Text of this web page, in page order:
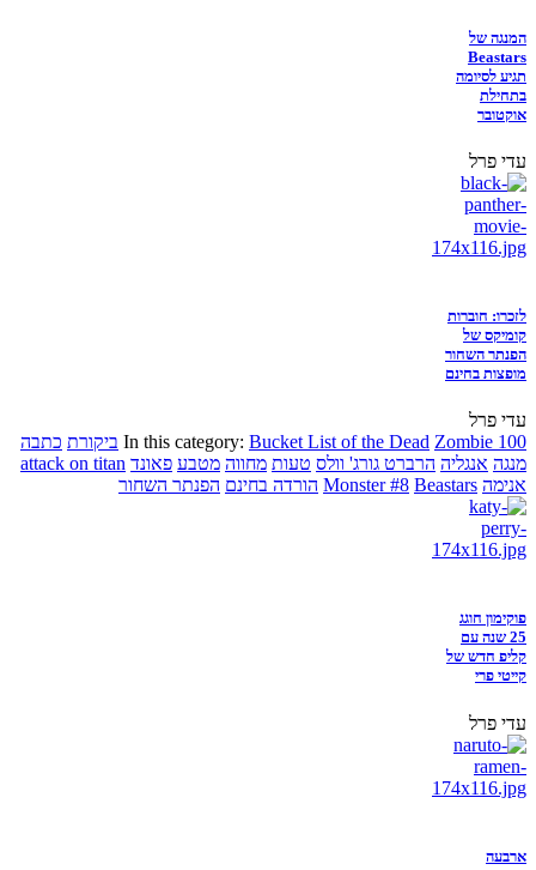
המנגה של
Beastars
תגיע לסיומה
בתחילת
אוקטובר
עדי פרל
לזכרו: חוברות
קומיקס של
הפנתר השחור
מופצות בחינם
עדי פרל
In this category: Bucket List of the Dead Zombie 100 ביקורת כתבה
מנגה אנגליה הרברט גורג' וולס טעות מחווה מטבע פאונד attack on titan
אנימה
Monster #8 Beastars הורדה בחינם הפנתר השחור
פוקימון חוגג
25 שנה עם
קליפ חדש של
קייטי פרי
עדי פרל
ארבעה